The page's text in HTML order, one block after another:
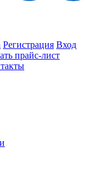
Регистрация Вход
прайс-лист